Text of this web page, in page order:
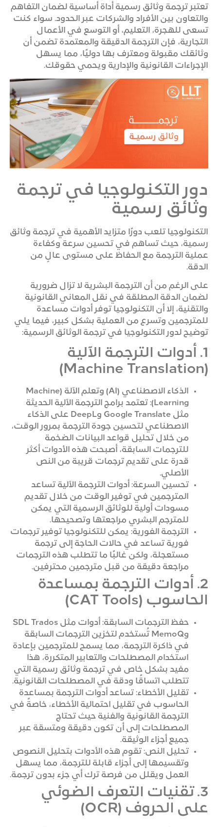
تعتبر ترجمة وثائق رسمية أداة أساسية لضمان التفاهم
والتعاون بين الأفراد والشركات عبر الحدود. سواء كنت
تسعى للهجرة، التعليم، أو التوسع في الأعمال
التجارية، فإن الترجمة الدقيقة والمعتمدة تضمن أن
وثائقك مقبولة ومعترف بها دوليًا، مما يسهل
الإجراءات القانونية والإدارية ويحمي حقوقك.
دور التكنولوجيا في ترجمة
وثائق رسمية
التكنولوجيا تلعب دورًا متزايد الأهمية في ترجمة وثائق
رسمية، حيث تساهم في تحسين سرعة وكفاءة
عملية الترجمة مع الحفاظ على مستوى عالٍ من
الدقة.
على الرغم من أن الترجمة البشرية لا تزال ضرورية
لضمان الدقة المطلقة في نقل المعاني القانونية
والتقنية، إلا أن التكنولوجيا توفر أدوات مساعدة
للمترجمين وتسرع من العملية بشكل كبير، فيما يلي
توضيح لدور التكنولوجيا في ترجمة الوثائق الرسمية:
1. أدوات الترجمة الآلية
(Machine Translation)
الذكاء الاصطناعي (AI) وتعلم الآلة (Machine
Learning): تعتمد برامج الترجمة الآلية الحديثة
مثل Google Translate وDeepL على الذكاء
الاصطناعي لتحسين جودة الترجمة بمرور الوقت،
من خلال تحليل قواعد البيانات الضخمة
للترجمات السابقة، أصبحت هذه الأدوات أكثر
قدرة على تقديم ترجمات قريبة من النص
الأصلي.
تحسين السرعة: أدوات الترجمة الآلية تساعد
المترجمين في توفير الوقت من خلال تقديم
مسودات أولية للوثائق الرسمية التي يمكن
للمترجم البشري مراجعتها وتصحيحها.
الترجمة الفورية: يمكن للتكنولوجيا توفير ترجمات
فورية تساعد في حالات الحاجة إلى ترجمة
مستعجلة، ولكن غالبًا ما تتطلب هذه الترجمات
مراجعة دقيقة من قبل مترجمين محترفين.
2. أدوات الترجمة بمساعدة
الحاسوب (CAT Tools)
حفظ الترجمات السابقة: أدوات مثل SDL Trados
وMemoQ تُستخدم لتخزين الترجمات السابقة
في ذاكرة الترجمة، مما يسمح للمترجمين بإعادة
استخدام المصطلحات والتعابير المتكررة، هذا
مفيد بشكل خاص في ترجمة وثائق رسمية التي
تتطلب اتساقًا ودقة في المصطلحات القانونية.
تقليل الأخطاء: تساعد أدوات الترجمة بمساعدة
الحاسوب في تقليل احتمالية الأخطاء، خاصةً في
الترجمة القانونية والفنية حيث تحتاج
المصطلحات إلى أن تكون دقيقة ومتسقة عبر
جميع أجزاء الوثيقة.
تحليل النص: تقوم هذه الأدوات بتحليل النصوص
وتقسيمها إلى أجزاء قابلة للترجمة، مما يسهل
العمل ويقلل من فرصة ترك أي جزء بدون ترجمة.
3. تقنيات التعرف الضوئي
على الحروف (OCR)